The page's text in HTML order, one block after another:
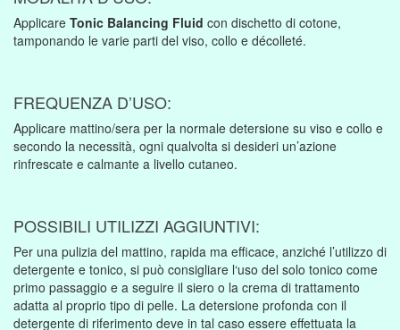
Applicare Tonic Balancing Fluid con dischetto di cotone,
tamponando le varie parti del viso, collo e décolleté.
FREQUENZA D’USO:
Applicare mattino/sera per la normale detersione su viso e collo e
secondo la necessità, ogni qualvolta si desideri un’azione
rinfrescate e calmante a livello cutaneo.
POSSIBILI UTILIZZI AGGIUNTIVI:
Per una pulizia del mattino, rapida ma efficace, anziché l’utilizzo di
detergente e tonico, si può consigliare l‘uso del solo tonico come
primo passaggio e a seguire il siero o la crema di trattamento
adatta al proprio tipo di pelle. La detersione profonda con il
detergente di riferimento deve in tal caso essere effettuata la